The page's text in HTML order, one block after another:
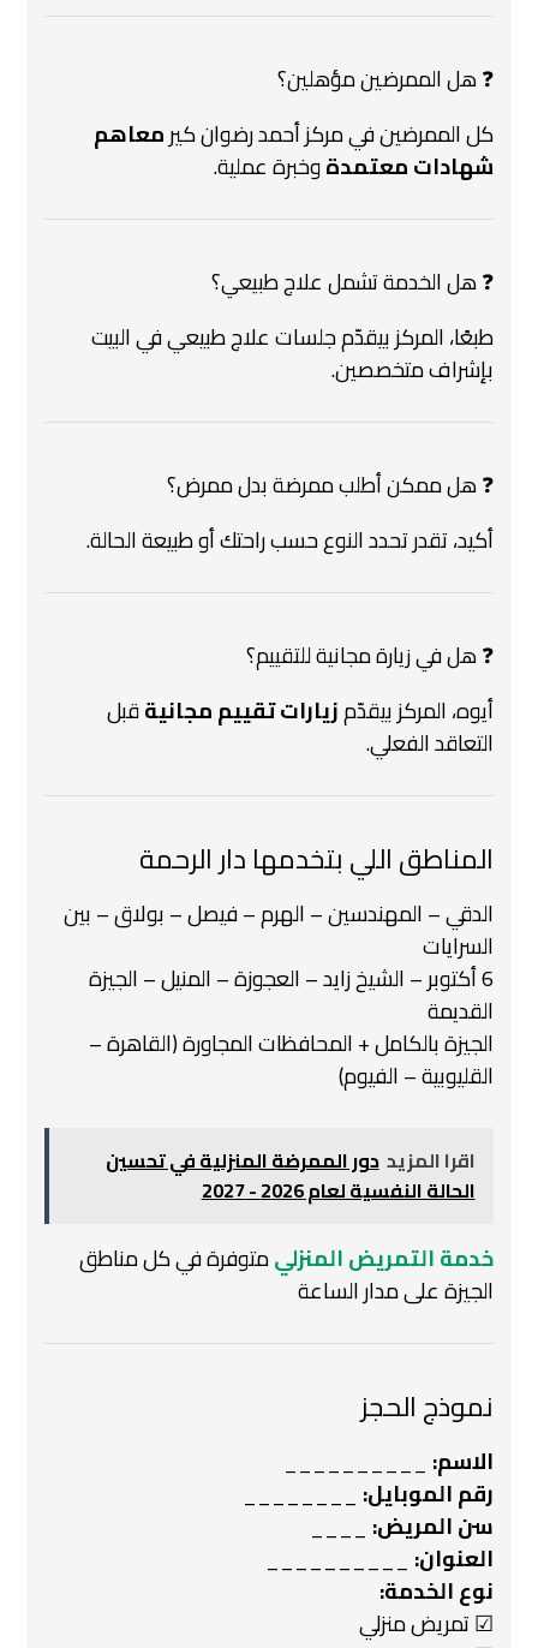
❓ هل الممرضين مؤهلين؟
كل الممرضين في مركز أحمد رضوان كيرمعاهم
شهادات معتمدةوخبرة عملية.
❓ هل الخدمة تشمل علاج طبيعي؟
طبعًا، المركز بيقدّم جلسات علاج طبيعي في البيت
بإشراف متخصصين.
❓ هل ممكن أطلب ممرضة بدل ممرض؟
أكيد، تقدر تحدد النوع حسب راحتك أو طبيعة الحالة.
❓ هل في زيارة مجانية للتقييم؟
أيوه، المركز بيقدّمزيارات تقييم مجانيةقبل
التعاقد الفعلي.
المناطق اللي بتخدمها دار الرحمة
الدقي – المهندسين – الهرم – فيصل – بولاق – بين
السرايات
6 أكتوبر – الشيخ زايد – العجوزة – المنيل – الجيزة
القديمة
الجيزة بالكامل + المحافظات المجاورة (القاهرة –
القليوبية – الفيوم)
اقرا المزيد دور الممرضة المنزلية في تحسين
الحالة النفسية لعام 2026 - 2027
خدمة التمريض المنزليمتوفرة في كل مناطق
الجيزة على مدار الساعة
نموذج الحجز
الاسم: __________
رقم الموبايل: ________
سن المريض: ____
العنوان: __________
نوع الخدمة:
☑ تمريض منزلي